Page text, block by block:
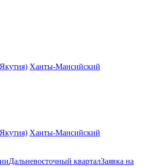
Ханты-Мансийский
Ханты-Мансийский
Дальневосточный кварталЗаявка на